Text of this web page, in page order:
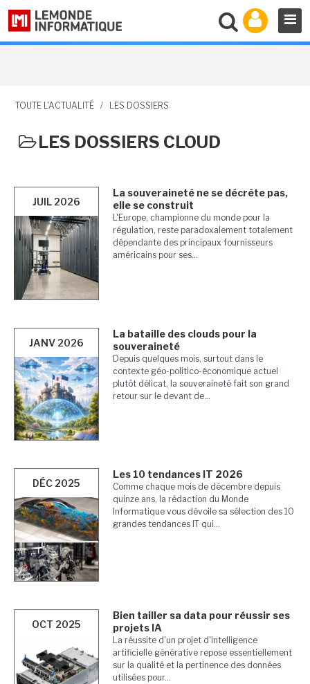
TOUTE L'ACTUALITÉ / LES DOSSIERS
LES DOSSIERS CLOUD
JUIL 2026
La souveraineté ne se décrète pas,
elle se construit
L'Europe, championne du monde pour la
régulation, reste paradoxalement totalement
dépendante des principaux fournisseurs
américains pour ses...
JANV 2026
La bataille des clouds pour la
souveraineté
Depuis quelques mois, surtout dans le
contexte géo-politico-économique actuel
plutôt délicat, la souveraineté fait son grand
retour sur le devant de...
DÉC 2025
Les 10 tendances IT 2026
Comme chaque mois de décembre depuis
quinze ans, la rédaction du Monde
Informatique vous dévoile sa sélection des 10
grandes tendances IT qui...
OCT 2025
Bien tailler sa data pour réussir ses
projets IA
La réussite d'un projet d'intelligence
artificielle générative repose essentiellement
sur la qualité et la pertinence des données
utilisées pour...